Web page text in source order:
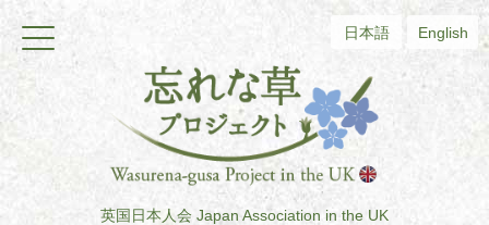
英国日本人会 Japan Association in the UK
日本語 English